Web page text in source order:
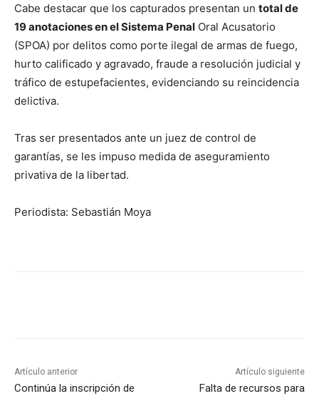
Cabe destacar que los capturados presentan un total de
19 anotaciones en el Sistema Penal Oral Acusatorio
(SPOA) por delitos como porte ilegal de armas de fuego,
hurto calificado y agravado, fraude a resolución judicial y
tráfico de estupefacientes, evidenciando su reincidencia
delictiva.
Tras ser presentados ante un juez de control de
garantías, se les impuso medida de aseguramiento
privativa de la libertad.
Periodista: Sebastián Moya
Artículo anterior
Continúa la inscripción de
Artículo siguiente
Falta de recursos para